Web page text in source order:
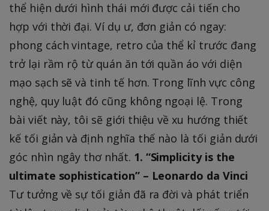
thể hiện dưới hình thái mới được cải tiến cho
hợp với thời đại. Ví dụ ư, đơn giản có ngay:
phong cách vintage, retro của thể kỉ trước đang
trở lại rầm rộ từ quán ăn tới quần áo với diện
mạo sạch sẽ và tinh tế hơn. Trong lĩnh vực công
nghệ, quy luật đó cũng không ngoại lệ. Trong
bài viết này, tôi sẽ giới thiệu về xu hướng thiết
kế tối giản và định nghĩa thế nào là tối giản dưới
góc nhìn ngây thơ nhất. 1. “Simplicity is the
ultimate sophistication” – Leonardo da Vinci
Tư tưởng về sự tối giản đã ra đời và phát triển